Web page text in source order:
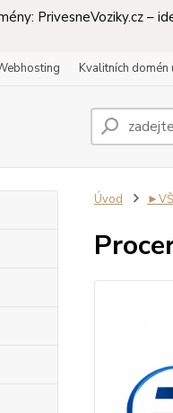
PrivesneVoziky.cz –
Kvalitních domén
Úvod